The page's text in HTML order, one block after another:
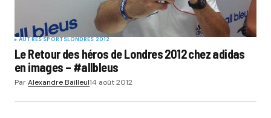
AUTRES SPORTSLONDRES 2012
Le Retour des héros de Londres 2012 chez adidas
en images – #allbleus
ParAlexandre Bailleul14 août 2012